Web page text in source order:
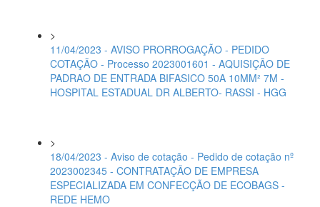
>
11/04/2023 - AVISO PRORROGAÇÃO - PEDIDO
COTAÇÃO - Processo 2023001601 - AQUISIÇÃO DE
PADRAO DE ENTRADA BIFASICO 50A 10MM² 7M -
HOSPITAL ESTADUAL DR ALBERTO- RASSI - HGG
>
18/04/2023 - Aviso de cotação - Pedido de cotação nº
2023002345 - CONTRATAÇÃO DE EMPRESA
ESPECIALIZADA EM CONFECÇÃO DE ECOBAGS -
REDE HEMO